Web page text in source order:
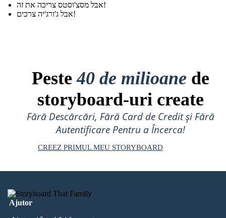
אבל מסצ'וסטס צריכה את זה!
אבל ג'ורג'יה צרכים!
Peste40 de milioane de
storyboard-uri create
Fără Descărcări, Fără Card de Credit și Fără
Autentificare Pentru a Încerca!
CREEZ PRIMUL MEU STORYBOARD
Ajutor